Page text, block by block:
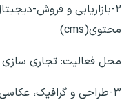
۲-بازاریابی و فروش-
محتوی(cms)
محل فعالیت: تجاری سازی و
۳-طراحی و گرافیک،